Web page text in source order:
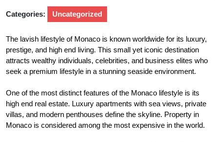
Categories: Uncategorized
The lavish lifestyle of Monaco is known worldwide for its luxury,
prestige, and high end living. This small yet iconic destination
attracts wealthy individuals, celebrities, and business elites who
seek a premium lifestyle in a stunning seaside environment.
One of the most distinct features of the Monaco lifestyle is its
high end real estate. Luxury apartments with sea views, private
villas, and modern penthouses define the skyline. Property in
Monaco is considered among the most expensive in the world.